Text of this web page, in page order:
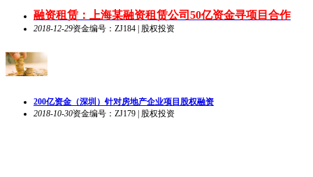
融资租赁：上海某融资租赁公司50亿资金寻项目合作
2018-12-29资金编号：ZJ184 | 股权投资
200亿资金（深圳）针对房地产企业项目股权融资
2018-10-30资金编号：ZJ179 | 股权投资